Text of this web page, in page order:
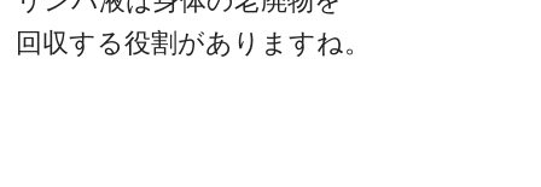
回収する役割がありますね。